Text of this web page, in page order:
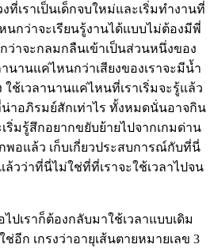
ที่เราเป็นเด็กจบใหม่และเริ่มทำงานที่
นกว่าจะเรียนรู้งานได้แบบไม่ต้องมีพี่
ว่าจะกลมกลืนเข้าเป็นส่วนหนึ่งของ
นานแค่ไหนกว่าเสียงของเราจะมีน้ำ
เวลานานแค่ไหนที่เราเริ่มจะรู้แล้ว
าอภิรมย์สักเท่าไร ทั้งหมดนั่นอาจกิน
เริ่มรู้สึกอยากขยับย้ายไปจากเกมด่าน
พอแล้ว เก็บเกี่ยวประสบการณ์กับที่นี่
วว่าที่นี่ไม่ใช่ที่ที่เราจะใช้เวลาไปจน
เราก็ต้องกลับมาใช้เวลาแบบเดิม
อีก เกรงว่าอายุเส้นตายหมายเลข 3